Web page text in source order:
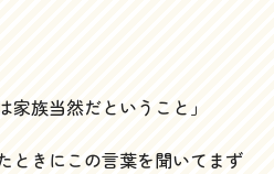
家族当然だということ」
ときにこの言葉を聞いてまず